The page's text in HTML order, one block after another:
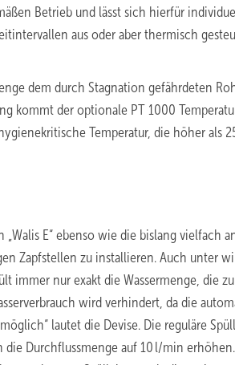
Betrieb und lässt sich hierfür
aus oder aber thermisch
dem durch Stagnation gefährdeten
kommt der optionale PT 1000
Temperatur, die höher als
E“ ebenso wie die bislang vielfach
Zapfstellen zu installieren. Auch unter
immer nur exakt die Wassermenge, die
wird verhindert, da die
lautet die Devise. Die reguläre
die Durchflussmenge auf 10 l/min